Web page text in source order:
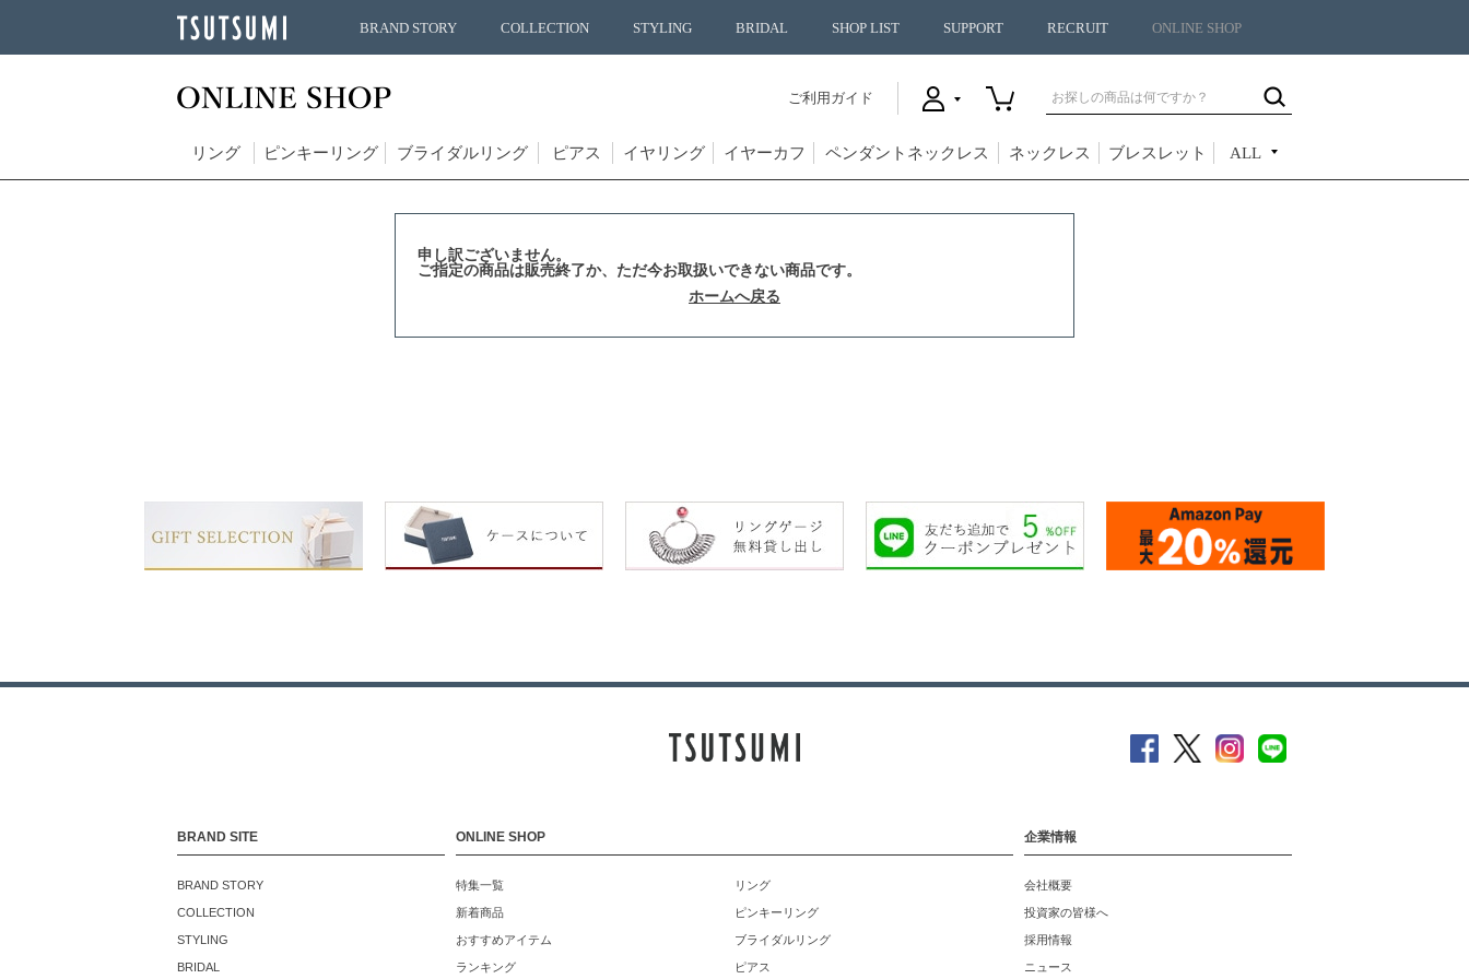
BRAND STORY COLLECTION STYLING BRIDAL SHOP LIST SUPPORT RECRUIT ONLINE SHOP
ご利用ガイド
リング ピンキーリング ブライダルリング ピアス イヤリング イヤーカフ ペンダントネックレス ネックレス ブレスレット ALL
申し訳ございません。
ご指定の商品は販売終了か、ただ今お取扱いできない商品です。
ホームへ戻る
BRAND SITE
BRAND STORY
COLLECTION
STYLING
BRIDAL
ONLINE SHOP
特集一覧
新着商品
おすすめアイテム
ランキング
リング
ピンキーリング
ブライダルリング
ピアス
企業情報
会社概要
投資家の皆様へ
採用情報
ニュース